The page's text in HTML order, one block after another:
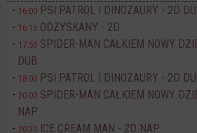
16:00 PSI PATROL I DINOZAURY - 2D
16:15 ODZYSKANY - 2D
17:50 SPIDER-MAN CAŁKIEM NOWY
DUB
18:00 PSI PATROL I DINOZAURY - 2D
20:00 SPIDER-MAN CAŁKIEM NOWY
NAP
20:30 ICE CREAM MAN - 2D NAP